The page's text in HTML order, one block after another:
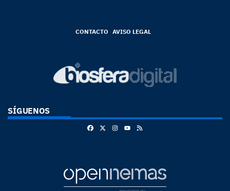
CONTACTO AVISO LEGAL
SÍGUENOS
FacebookInstagram